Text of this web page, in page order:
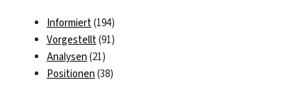
Informiert(194)
Vorgestellt(91)
Analysen (21)
Positionen (38)